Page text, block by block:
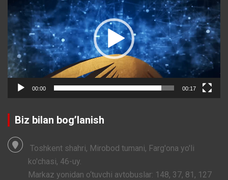
00:00 00:17
Biz bilan bog’lanish
Toshkent shahri, Mirobod tumani, Farg'ona yo'li
ko'chasi, 46-uy.
Markaz yonidan o‘tuvchi avtobuslar: 148, 37, 81, 127